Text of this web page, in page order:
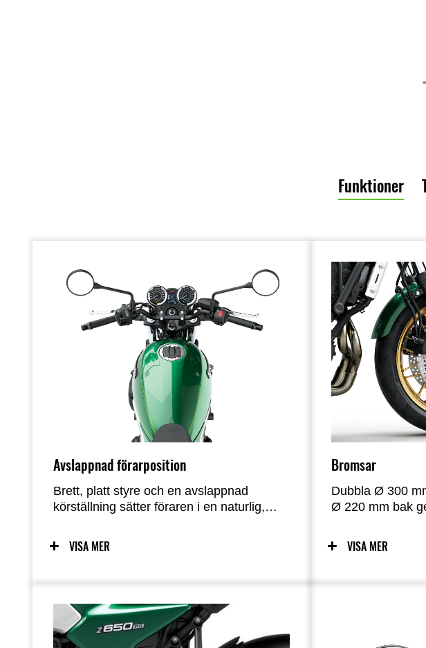
Funktioner
Avslappnad förarposition
Brett, platt styre och en avslappnad
körställning sätter föraren i en naturlig,
förtroende och underlättar kontrollen för ett
brett spektrum av förare.
VISA MER
Bromsar
Dubbla Ø 300
Ø 220 mm bak
retrosportbild.
VISA MER